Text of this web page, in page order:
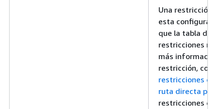
Una restricción
esta
que la tabla de
restricciones ni
más
restricción,
restricciones
ruta directa
restricciones o